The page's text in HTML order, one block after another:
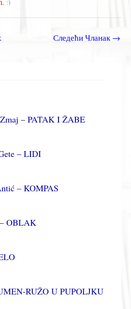
:)
Следећи Чланак→
– PATAK I ŽABE
– LIDI
– KOMPAS
OBLAK
RUŽO U PUPOLJKU